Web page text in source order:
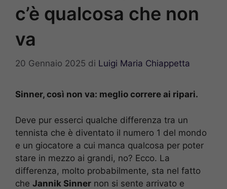
c’è qualcosa che non
va
20 Gennaio 2025 di Luigi Maria Chiappetta
Sinner, così non va: meglio correre ai ripari.
Deve pur esserci qualche differenza tra un
tennista che è diventato il numero 1 del mondo
e un giocatore a cui manca qualcosa per poter
stare in mezzo ai grandi, no? Ecco. La
differenza, molto probabilmente, sta nel fatto
che Jannik Sinner non si sente arrivato e